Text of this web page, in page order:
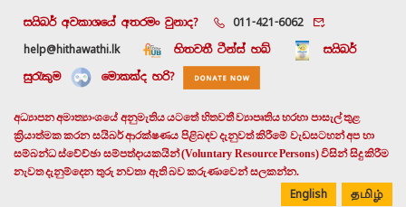
සයිබර් අවකාශයේ අතරමං වුනාද?
011-421-6062
help@hithawathi.lk
හිතවතී ටීන්ස් හබ්
සයිබර්
සුරැකුම
මොකක්ද හරි?
අධ්‍යාපන අමාත්‍යාංශයේ අනුමැතිය යටතේ හිතවතී ව්‍යාපෘතිය හරහා පාසැල් තුළ
ක්‍රියාත්මක කරන සයිබර් ආරක්ෂණය පිළිබඳව දැනුවත් කිරීමේ වැඩසටහන් අප හා
සම්බන්ධ ස්වේච්ඡා සම්පත්දායකයින් (Voluntary Resource Persons) විසින් සිදු කිරීම
නැවත දැනුම්දෙන තුරු නවතා ඇති බව කරුණාවෙන් සලකන්න.
English தமிழ்